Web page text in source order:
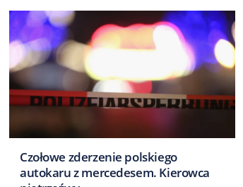
Czołowe zderzenie polskiego
autokaru z mercedesem. Kierowca